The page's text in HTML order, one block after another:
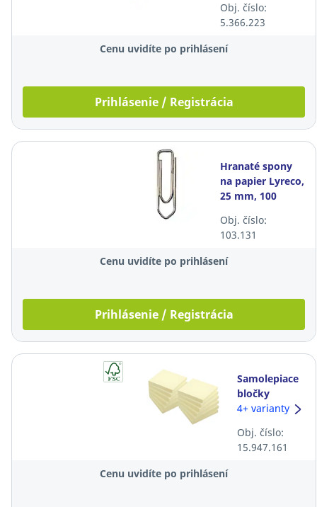
Obj. číslo:
5.366.223
Cenu uvidíte po prihlásení
Prihlásenie / Registrácia
Hranaté spony
na papier Lyreco,
25 mm, 100
Obj. číslo:
103.131
Cenu uvidíte po prihlásení
Prihlásenie / Registrácia
Samolepiace
bločky
Lyreco, 75 x
12
bločkov/balenie
4+ varianty
Obj. číslo:
15.947.161
Cenu uvidíte po prihlásení